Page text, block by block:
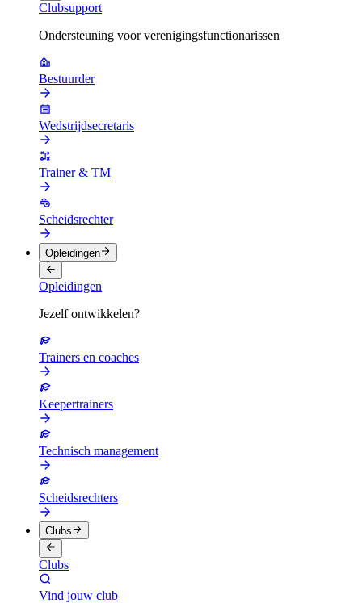
Clubsupport
Ondersteuning voor verenigingsfunctionarissen
Bestuurder
Wedstrijdsecretaris
Trainer & TM
Scheidsrechter
Opleidingen
Opleidingen
Jezelf ontwikkelen?
Trainers en coaches
Keepertrainers
Technisch management
Scheidsrechters
Clubs
Clubs
Vind jouw club